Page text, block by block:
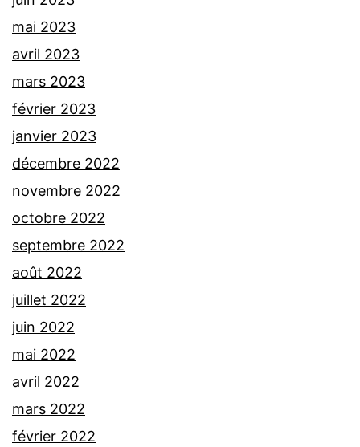
mai 2023
avril 2023
mars 2023
février 2023
janvier 2023
décembre 2022
novembre 2022
octobre 2022
septembre 2022
août 2022
juillet 2022
juin 2022
mai 2022
avril 2022
mars 2022
février 2022